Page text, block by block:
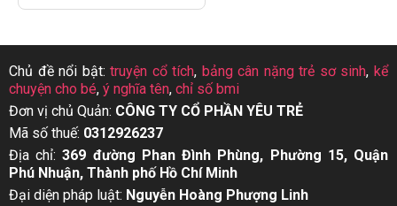
Chủ đề nổi bật:truyện cổ tích, bảng cân nặng trẻ sơ sinh,kể
chuyện cho bé, ý nghĩa tên, chỉ số bmi
Đơn vị chủ Quản: CÔNG TY CỔ PHẦN YÊU TRẺ
Mã số thuế: 0312926237
Địa chỉ:369 đường Phan Đình Phùng, Phường 15, Quận
Phú Nhuận, Thành phố Hồ Chí Minh
Đại diện pháp luật: Nguyễn Hoàng Phượng Linh